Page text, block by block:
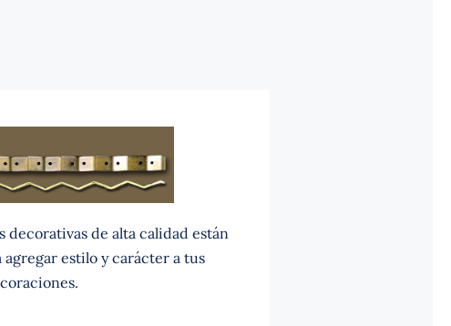
decorativas de alta calidad están
agregar estilo y carácter a tus